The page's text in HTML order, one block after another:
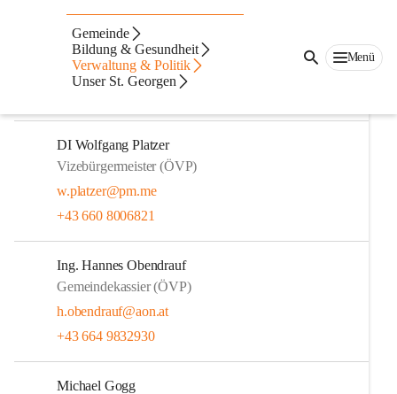
Gemeinde
Bildung & Gesundheit
Verwaltung & Politik
Unser St. Georgen
Menü
DI (FH) David Rumpf
Bürgermeister (ÖVP)
david.rumpf@st-georgen-stiefing.gv.at
DI Wolfgang Platzer
Vizebürgermeister (ÖVP)
w.platzer@pm.me
+43 660 8006821
Ing. Hannes Obendrauf
Gemeindekassier (ÖVP)
h.obendrauf@aon.at
+43 664 9832930
Michael Gogg